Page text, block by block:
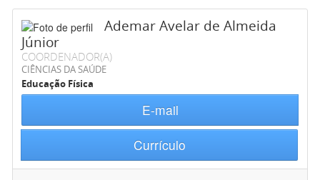
Ademar Avelar de Almeida
Júnior
COORDENADOR(A)
CIÊNCIAS DA SAÚDE
Educação Física
E-mail
Currículo